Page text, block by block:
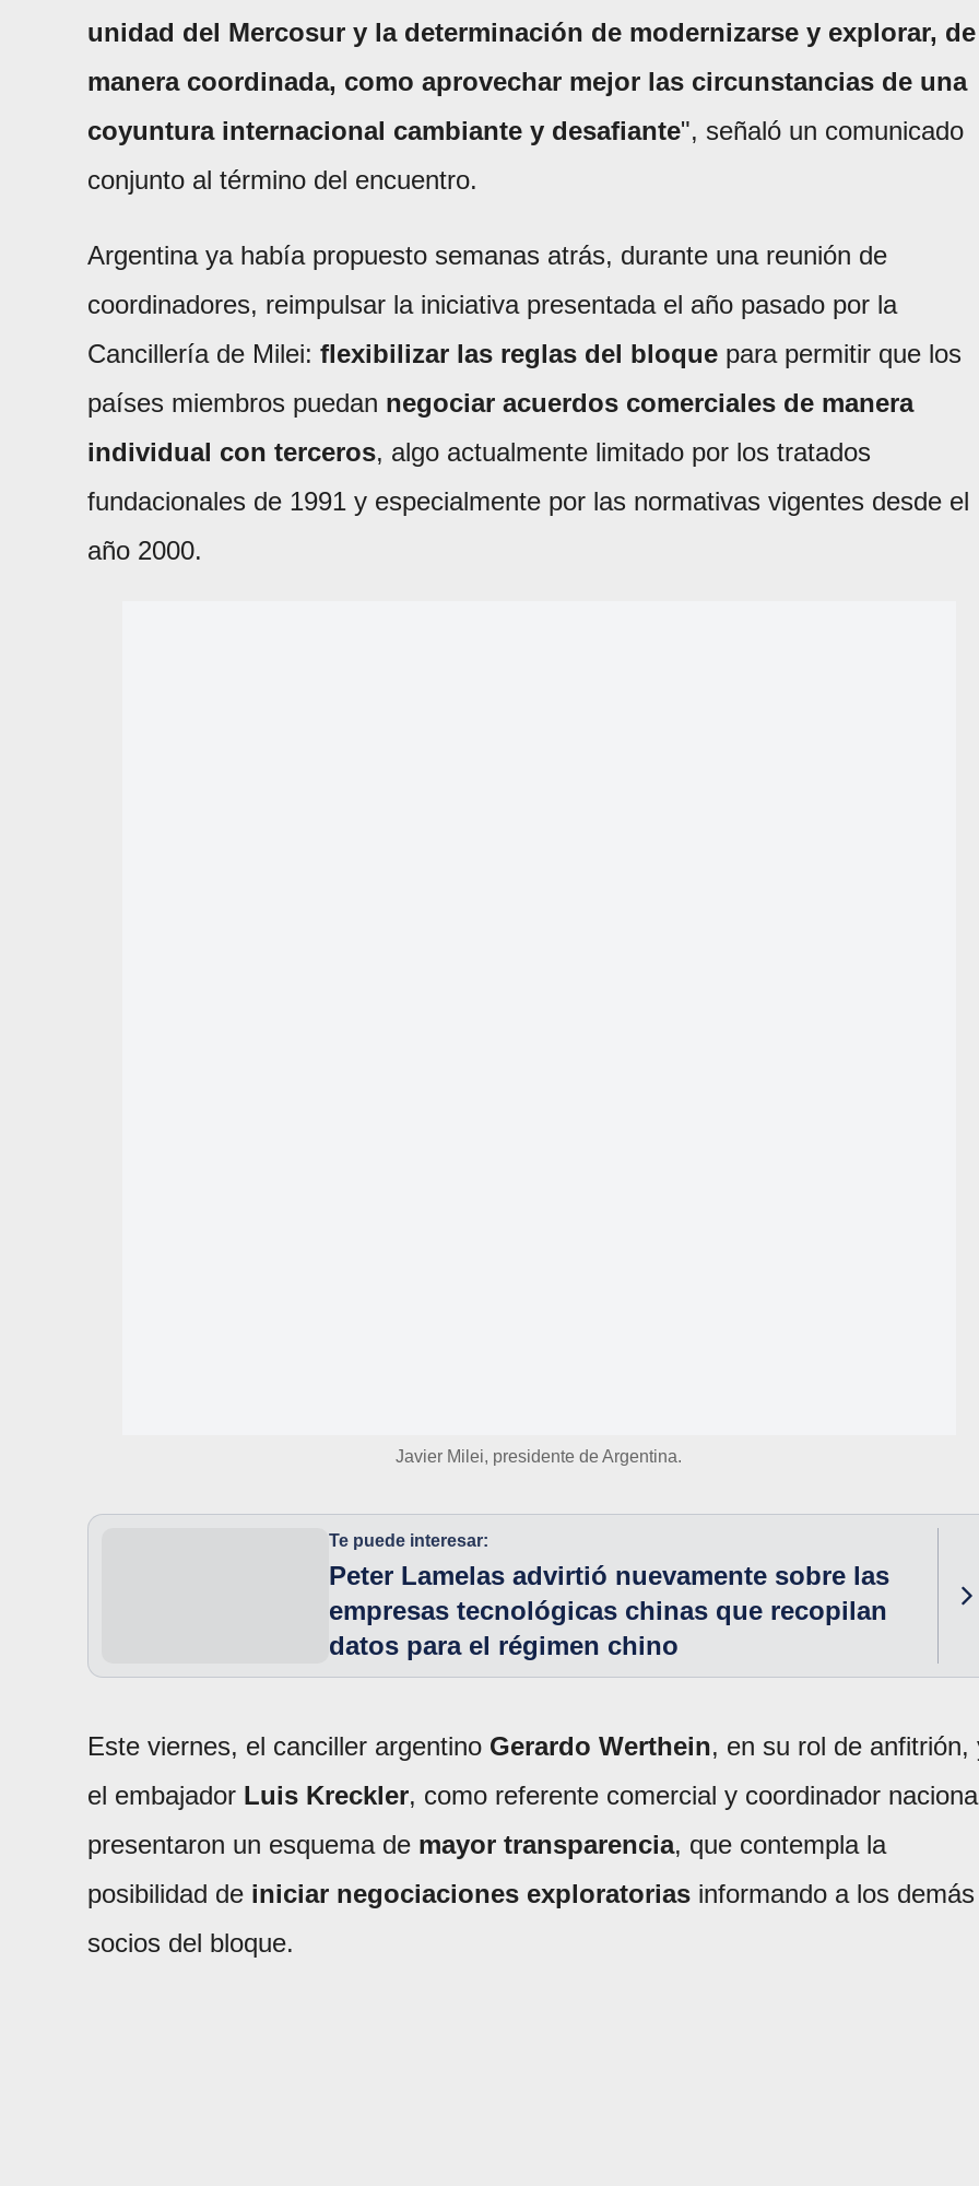
unidad del Mercosur y la determinación de modernizarse y explorar, de
manera coordinada, como aprovechar mejor las circunstancias de una
coyuntura internacional cambiante y desafiante", señaló un comunicado
conjunto al término del encuentro.
Argentina ya había propuesto semanas atrás, durante una reunión de
coordinadores, reimpulsar la iniciativa presentada el año pasado por la
Cancillería de Milei: flexibilizar las reglas del bloque para permitir que los
países miembros puedan negociar acuerdos comerciales de manera
individual con terceros, algo actualmente limitado por los tratados
fundacionales de 1991 y especialmente por las normativas vigentes desde el
año 2000.
Javier Milei, presidente de Argentina.
Te puede interesar:
Peter Lamelas advirtió nuevamente sobre las
empresas tecnológicas chinas que recopilan
datos para el régimen chino
Este viernes, el canciller argentino Gerardo Werthein, en su rol de anfitrión,
el embajador Luis Kreckler, como referente comercial y coordinador
presentaron un esquema de mayor transparencia, que contempla la
posibilidad de iniciar negociaciones exploratorias informando a los demás
socios del bloque.